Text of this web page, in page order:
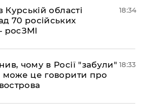
Курській області
70 російських
росЗМІ
18:34
чому в Росії "забули"
може це говорити про
18:33